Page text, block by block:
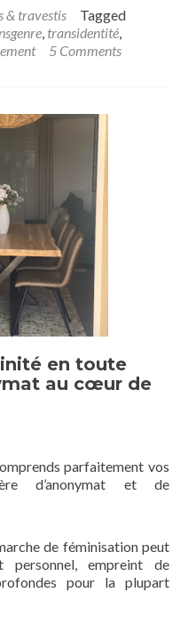
& travestis
Tagged
, transidentité,
5 Comments
en toute
au cœur de
parfaitement vos
d’anonymat et de
de féminisation peut
empreint de
pour la plupart